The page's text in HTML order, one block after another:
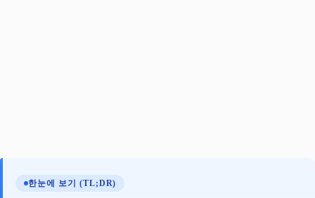
한눈에 보기 (TL;DR)